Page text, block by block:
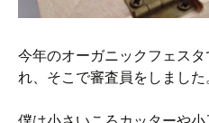
今年のオーガニックフェス
れ、そこで審査員をしました